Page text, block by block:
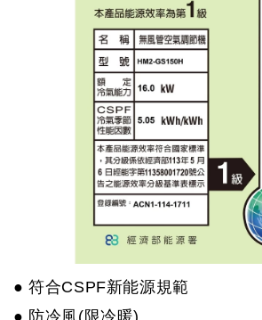
● 符合CSPF新能源規範